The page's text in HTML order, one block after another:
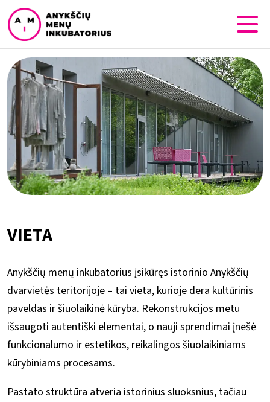
VIETA
Anykščių menų inkubatorius įsikūręs istorinio Anykščių
dvarvietės teritorijoje – tai vieta, kurioje dera kultūrinis
paveldas ir šiuolaikinė kūryba. Rekonstrukcijos metu
išsaugoti autentiški elementai, o nauji sprendimai įnešė
funkcionalumo ir estetikos, reikalingos šiuolaikiniams
kūrybiniams procesams.
Pastato struktūra atveria istorinius sluoksnius, tačiau